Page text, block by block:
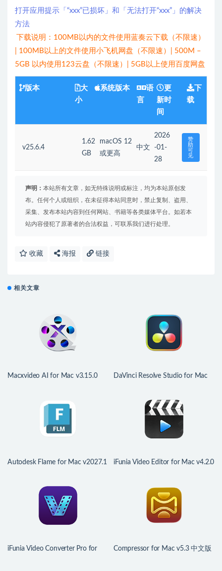
打开应用提示「“xxx”已损坏」和「无法打开“xxx”」的解决
方法
下载说明：100MB以内的文件使用蓝奏云下载（不限速）
| 100MB以上的文件使用小飞机网盘（不限速）| 500M –
5GB 以内使用123云盘（不限速）| 5GB以上使用百度网盘
版本
大
小
系统版本
语
言
更
新时
间
下
载
v25.6.4
1.62
GB
macOS 12
或更高
中文
2026
-01-
28
赞
助
可
见
声明： 本站所有文章，如无特殊说明或标注，均为本站原创发
布。任何个人或组织，在未征得本站同意时，禁止复制、盗用、
采集、发布本站内容到任何网站、书籍等各类媒体平台。如若本
站内容侵犯了原著者的合法权益，可联系我们进行处理。
收藏 海报 链接
相关文章
Macxvideo AI for Mac v3.15.0
DaVinci Resolve Studio for Mac
Autodesk Flame for Mac v2027.1
iFunia Video Editor for Mac v4.2.0
iFunia Video Converter Pro for
Compressor for Mac v5.3 中文版